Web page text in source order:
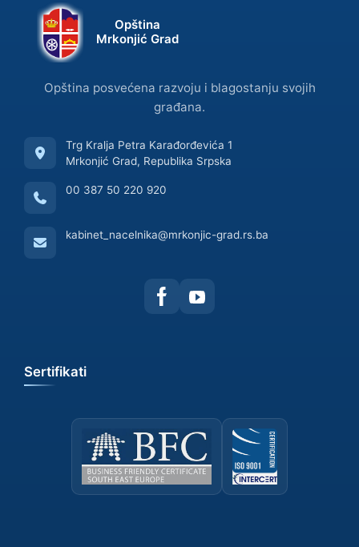
Opština
Mrkonjić Grad
Opština posvećena razvoju i blagostanju svojih
građana.
Trg Kralja Petra Karađorđevića 1
Mrkonjić Grad, Republika Srpska
00 387 50 220 920
kabinet_nacelnika@mrkonjic-grad.rs.ba
Sertifikati